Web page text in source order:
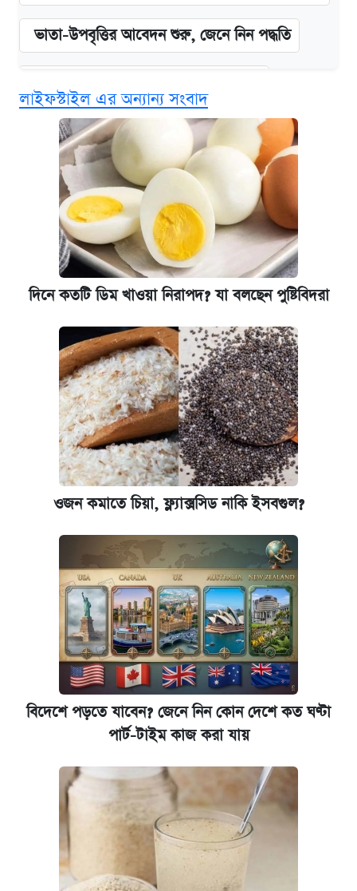
ভাতা-উপবৃত্তির আবেদন শুরু, জেনে নিন পদ্ধতি
‘গুলশানের চামেলি’ তে যৌনকর্মীর দালাল অ্যাডলফ
আজ শুক্রবার রাজধানীর যেসব মার্কেট-দোকানপাট
কবে শুরু হচ্ছে ঢাবির ভর্তি আবেদন, জানাল কর্তৃপক্ষ
নবম জাতীয় পে-স্কেল নিয়ে সর্বশেষ যা জানা গেল
ইপিএস প্রকাশ করেছে ঢাকা ব্যাংক
কবে হবে মেডিকেল ভর্তি পরীক্ষা, জানা গেল যা
এক ক্লিকে জেনে নিন আইফোন ১৮ প্রো ম্যাক্সের
আজকের বাজারে স্বর্ণ-রুপার দাম (৫ আগস্ট)
লাইফস্টাইল এর অন্যান্য সংবাদ
দিনে কতটি ডিম খাওয়া নিরাপদ? যা বলছেন পুষ্টিবিদরা
ওজন কমাতে চিয়া, ফ্ল্যাক্সসিড নাকি ইসবগুল?
বিদেশে পড়তে যাবেন? জেনে নিন কোন দেশে কত ঘণ্টা
পার্ট-টাইম কাজ করা যায়